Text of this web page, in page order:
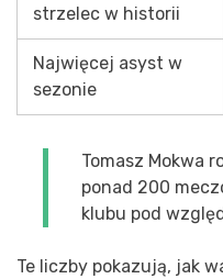
strzelec w historii
Najwięcej asyst w
sezonie
Tomasz Mokwa
ponad 200
klubu pod
Te liczby pokazują, jak